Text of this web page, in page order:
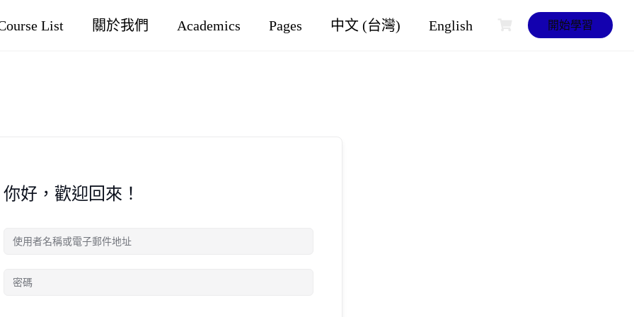
List 關於我們 Academics Pages 中文 (台灣) English 開始學習
你好，歡迎回來！